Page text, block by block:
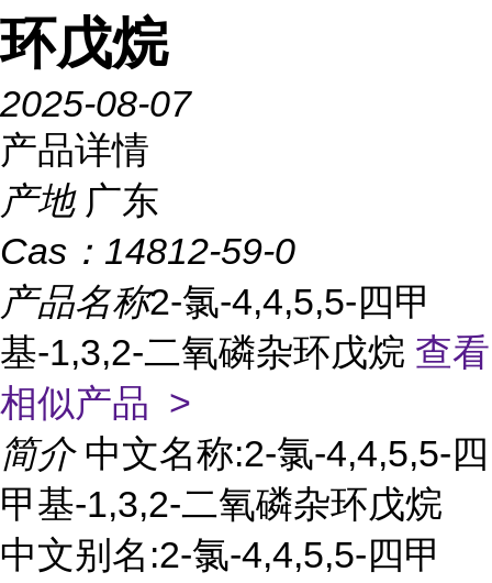
环戊烷
2025-08-07
产品详情
产地 广东
Cas： 14812-59-0
产品名称2-氯-4,4,5,5-四甲
基-1,3,2-二氧磷杂环戊烷 查看
相似产品 >
简介 中文名称:2-氯-4,4,5,5-四
甲基-1,3,2-二氧磷杂环戊烷
中文别名:2-氯-4,4,5,5-四甲